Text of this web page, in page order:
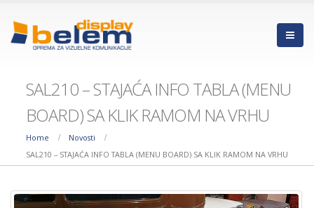
SAL210 – STAJAĆA INFO TABLA (MENU
BOARD) SA KLIK RAMOM NA VRHU
Home
Novosti
SAL210 – STAJAĆA INFO TABLA (MENU BOARD) SA KLIK RAMOM NA VRHU
RKLS610812 – KNJIGA
LISTAČ SA PLASTIČNIM
ORGANIZACIJA DOKUMENATA NA
EFIKASNO
20/05/2026